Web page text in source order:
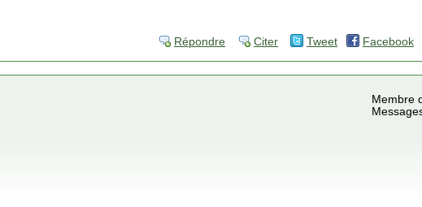
Répondre Citer Tweet Facebook
Membre